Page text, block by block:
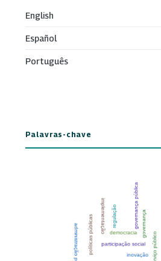
English
Español
Português
Palavras-chave